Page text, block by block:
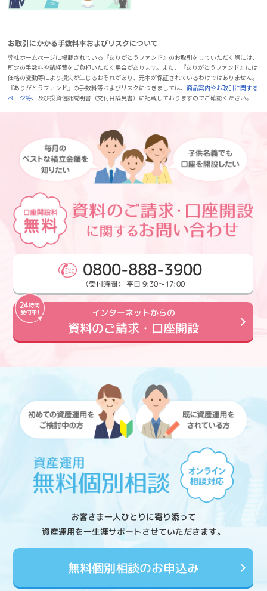
お取引にかかる手数料率およびリスクについて
弊社ホームページに掲載されている『ありがとうファンド』のお取引をしていただく際には、
所定の手数料や諸経費をご負担いただく場合があります。また、『ありがとうファンド』には
価格の変動等により損失が生じるおそれがあり、元本が保証されているわけではありません。
『ありがとうファンド』の手数料等およびリスクにつきましては、商品案内やお取引に関する
ページ等、及び投資信託説明書（交付目論見書）に記載しておりますのでご確認ください。
0800-888-3900
〈受付時間〉 平日 9:30～17:00
インターネットからの
資料のご請求・口座開設
お客さま一人ひとりに寄り添って
資産運用を一生涯サポートさせていただきます。
無料個別相談のお申込み